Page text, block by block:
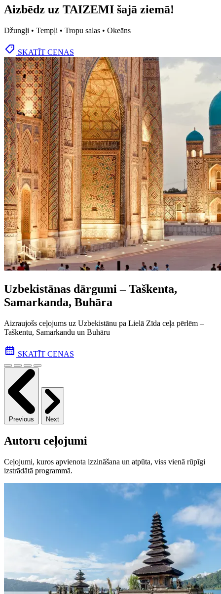
Aizbēdz uz TAIZEMI šajā ziemā!
Džungļi • Tempļi • Tropu salas • Okeāns
SKATĪT CENAS
Uzbekistānas dārgumi – Taškenta,
Samarkanda, Buhāra
Aizraujošs ceļojums uz Uzbekistānu pa Lielā Zīda ceļa pēr­lēm –
Taškentu, Samarkandu un Buhāru
SKATĪT CENAS
Previous Next
Autoru ceļojumi
Ceļojumi, kuros apvienota izzināšana un atpūta, viss vienā rūpīgi
izstrādātā programmā.